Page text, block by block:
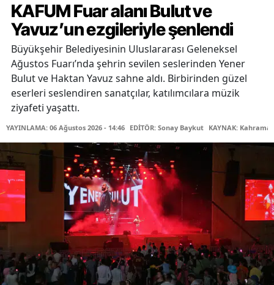
KAFUM Fuar alanı Bulut ve
Yavuz’un ezgileriyle şenlendi
Büyükşehir Belediyesinin Uluslararası Geleneksel
Ağustos Fuarı’nda şehrin sevilen seslerinden Yener
Bulut ve Haktan Yavuz sahne aldı. Birbirinden güzel
eserleri seslendiren sanatçılar, katılımcılara müzik
ziyafeti yaşattı.
YAYINLAMA: 06 Ağustos 2026 - 14:46 EDİTÖR: Sonay Baykut KAYNAK: